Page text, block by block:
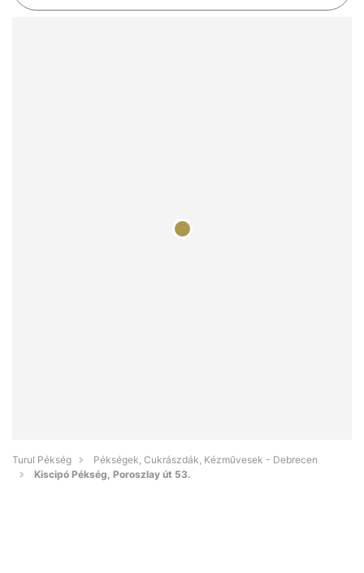
Turul Pékség
Pékségek, Cukrászdák, Kézművesek - Debrecen
Kiscipó Pékség, Poroszlay út 53.